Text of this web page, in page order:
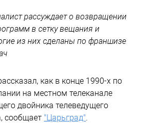
рассуждает о возвращении
в сетку вещания и
из них сделаны по франшизе
как в конце 1990-х по
на местном телеканале
двойника телеведущего
сообщает "Царьград".